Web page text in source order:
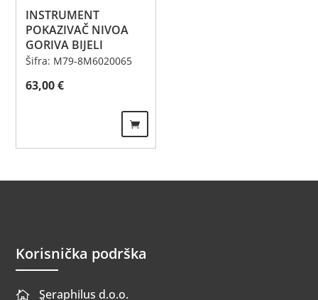
INSTRUMENT
POKAZIVAČ NIVOA
GORIVA BIJELI
Šifra: M79-8M6020065
63,00€
Korisnička podrška
 Seraphilus d.o.o.